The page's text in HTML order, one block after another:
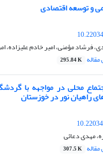
و توسعه اقتصادی
مؤمنی، امیر خادم علیزاده،
295.84 K
محلی در مواجهه با
راهیان نور در خوزستان
مهدی دعائی
307.5 K